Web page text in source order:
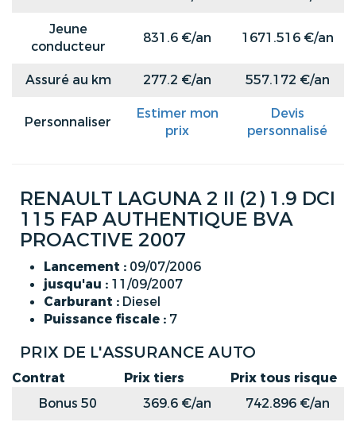
Jeune
conducteur
831.6 €/an 1671.516 €/an
Assuré au km 277.2 €/an 557.172 €/an
Personnaliser
Estimer mon
prix
Devis
personnalisé
RENAULT LAGUNA 2 II (2) 1.9 DCI
115 FAP AUTHENTIQUE BVA
PROACTIVE 2007
Lancement : 09/07/2006
jusqu'au : 11/09/2007
Carburant : Diesel
Puissance fiscale : 7
PRIX DE L'ASSURANCE AUTO
Contrat Prix tiers
Prix tous risque
Bonus 50
369.6 €/an
742.896 €/an